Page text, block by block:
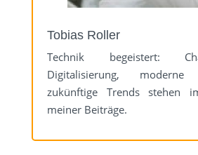
Tobias Roller
Technik begeistert:
Digitalisierung,
zukünftige Trends stehen
meiner Beiträge.